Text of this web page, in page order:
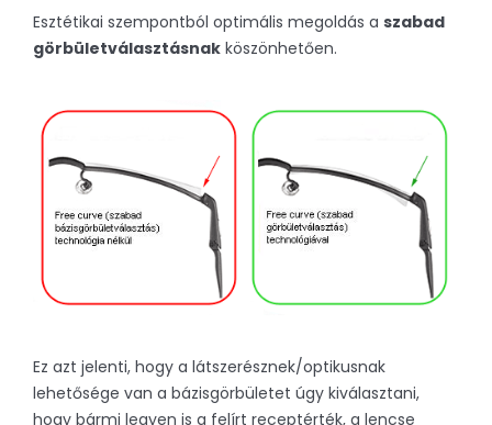
Esztétikai szempontból optimális megoldás a szabad
görbületválasztásnak köszönhetően.
Ez azt jelenti, hogy a látszerésznek/optikusnak
lehetősége van a bázisgörbületet úgy kiválasztani,
hogy bármi legyen is a felírt receptérték, a lencse